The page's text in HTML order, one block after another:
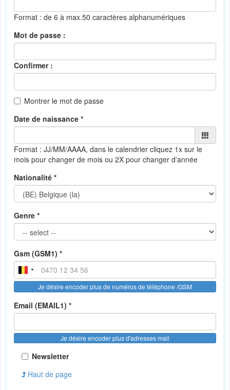
Format : de 6 à max.50 caractères alphanumériques
Mot de passe :
Confirmer :
Montrer le mot de passe
Date de naissance *
Format : JJ/MM/AAAA, dans le calendrier cliquez 1x sur le
mois pour changer de mois ou 2X pour changer d'année
Nationalité *
Genre *
Gsm (GSM1) *
Je désire encoder plus de numéros de téléphone /GSM
Email (EMAIL1) *
Je désire encoder plus d'adresses mail
Newsletter
Haut de page